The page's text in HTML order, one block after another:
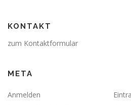
KONTAKT
zum Kontaktformular
META
Anmelden